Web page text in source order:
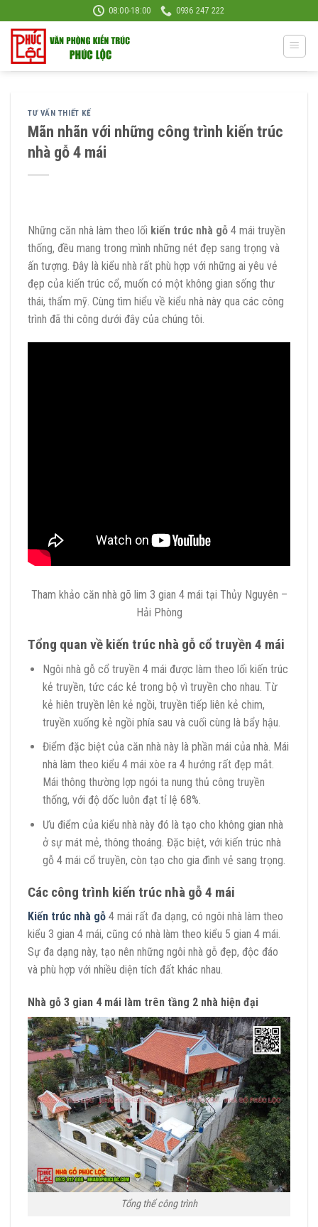
to
content
08:00-18:00 0936 247 222
TƯ VẤN THIẾT KẾ
Mãn nhãn với những công trình kiến trúc
nhà gỗ 4 mái
Những căn nhà làm theo lối kiến trúc nhà gỗ 4 mái truyền
thống, đều mang trong mình những nét đẹp sang trọng và
ấn tượng. Đây là kiểu nhà rất phù hợp với những ai yêu vẻ
đẹp của kiến trúc cổ, muốn có một không gian sống thư
thái, thẩm mỹ. Cùng tìm hiểu về kiểu nhà này qua các công
trình đã thi công dưới đây của chúng tôi.
Tham khảo căn nhà gõ lim 3 gian 4 mái tại Thủy Nguyên –
Hải Phòng
Tổng quan về kiến trúc nhà gỗ cổ truyền 4 mái
Ngôi nhà gỗ cổ truyền 4 mái được làm theo lối kiến trúc
kẻ truyền, tức các kẻ trong bộ vì truyền cho nhau. Từ
kẻ hiên truyền lên kẻ ngồi, truyền tiếp liên kẻ chim,
truyền xuống kẻ ngồi phía sau và cuối cùng là bẩy hậu.
Điểm đặc biệt của căn nhà này là phần mái của nhà. Mái
nhà làm theo kiểu 4 mái xòe ra 4 hướng rất đẹp mắt.
Mái thông thường lợp ngói ta nung thủ công truyền
thống, với độ dốc luôn đạt tỉ lệ 68%.
Ưu điểm của kiểu nhà này đó là tạo cho không gian nhà
ở sự mát mẻ, thông thoáng. Đặc biệt, với kiến trúc nhà
gỗ 4 mái cổ truyền, còn tạo cho gia đình vẻ sang trọng.
Các công trình kiến trúc nhà gỗ 4 mái
Kiến trúc nhà gỗ 4 mái rất đa dạng, có ngôi nhà làm theo
kiểu 3 gian 4 mái, cũng có nhà làm theo kiểu 5 gian 4 mái.
Sự đa dạng này, tạo nên những ngôi nhà gỗ đẹp, độc đáo
và phù hợp với nhiều diện tích đất khác nhau.
Nhà gỗ 3 gian 4 mái làm trên tầng 2 nhà hiện đại
Tổng thể công trình